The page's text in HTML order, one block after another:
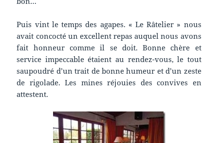
Puis vint le temps des agapes. « Le Râtelier » nous
avait concocté un excellent repas auquel nous avons
fait honneur comme il se doit. Bonne chère et
service impeccable étaient au rendez-vous, le tout
saupoudré d’un trait de bonne humeur et d’un zeste
de rigolade. Les mines réjouies des convives en
attestent.